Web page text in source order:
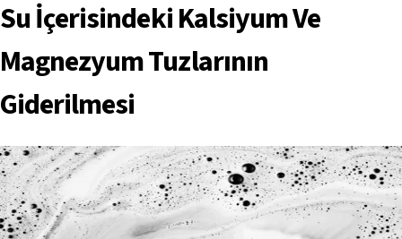
Su İçerisindeki Kalsiyum Ve
Magnezyum Tuzlarının
Giderilmesi